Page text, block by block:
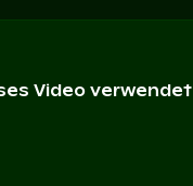
Video verwendet